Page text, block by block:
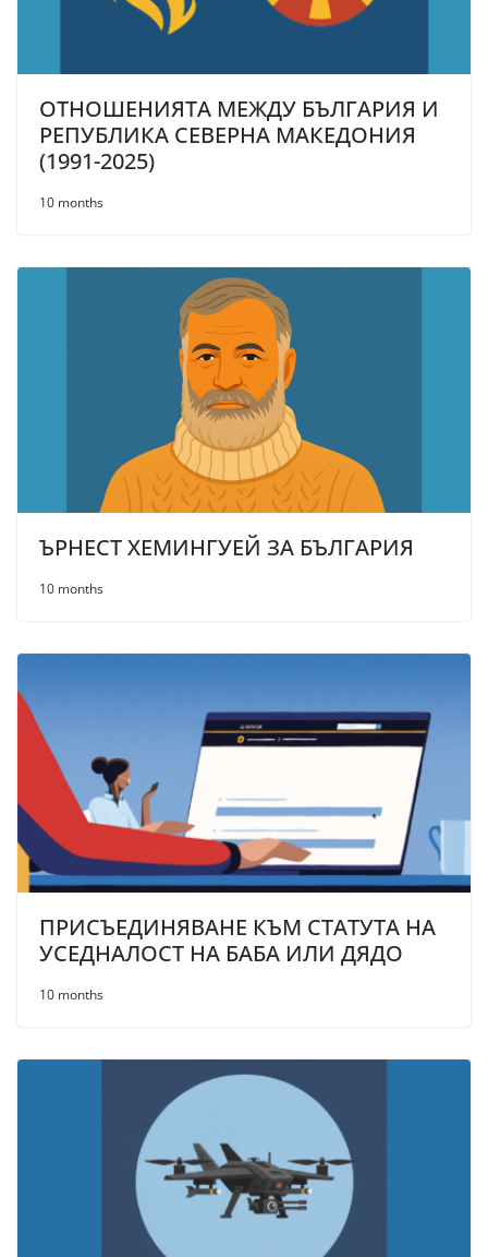
ОТНОШЕНИЯТА МЕЖДУ БЪЛГАРИЯ И
РЕПУБЛИКА СЕВЕРНА МАКЕДОНИЯ
(1991-2025)
10 months
ЪРНЕСТ ХЕМИНГУЕЙ ЗА БЪЛГАРИЯ
10 months
ПРИСЪЕДИНЯВАНЕ КЪМ СТАТУТА НА
УСЕДНАЛОСТ НА БАБА ИЛИ ДЯДО
10 months